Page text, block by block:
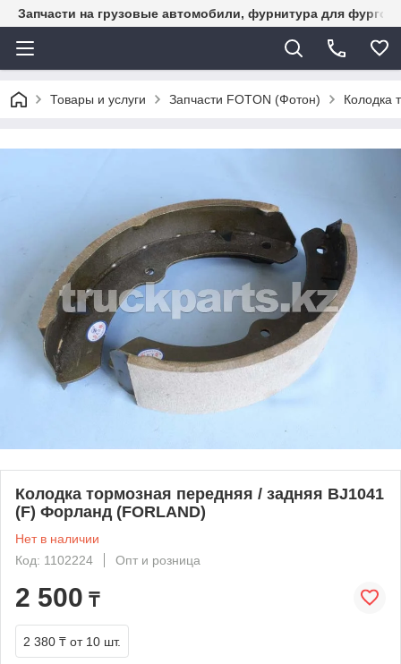
Запчасти на грузовые автомобили, фурнитура для
Товары и услуги Запчасти FOTON (Фотон) Колодка
Колодка тормозная передняя / задняя BJ1041
(F) Форланд (FORLAND)
Нет в наличии
Код: 1102224
Опт и розница
2 500 ₸
2 380 ₸ от 10 шт.